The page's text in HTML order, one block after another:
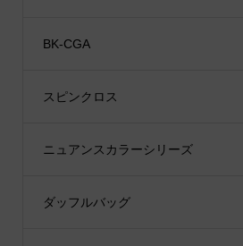
BK-CGA
スピンクロス
ニュアンスカラーシリーズ
ダッフルバッグ